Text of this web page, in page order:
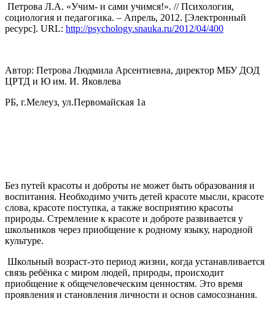
Петрова Л.А. «Учим- и сами учимся!». // Психология,
социология и педагогика. – Апрель, 2012. [Электронный
ресурс]. URL: http://psychology.snauka.ru/2012/04/400
Автор: Петрова Людмила Арсентиевна, директор МБУ ДОД
ЦРТД и Ю им. И. Яковлева
РБ, г.Мелеуз, ул.Первомайская 1а
Без путей красоты и доброты не может быть образования и
воспитания. Необходимо учить детей красоте мысли, красоте
слова, красоте поступка, а также восприятию красоты
природы. Стремление к красоте и доброте развивается у
школьников через приобщение к родному языку, народной
культуре.
Школьный возраст-это период жизни, когда устанавливается
связь ребёнка с миром людей, природы, происходит
приобщение к общечеловеческим ценностям. Это время
проявления и становления личности и основ самосознания.